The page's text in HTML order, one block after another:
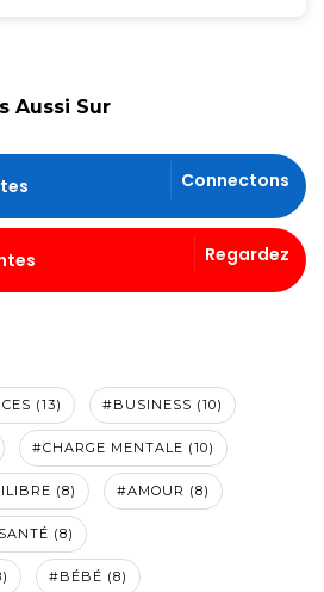
Aussi Sur
Connectons
Regardez
(13) #BUSINESS (10)
#CHARGE MENTALE (10)
(8) #AMOUR (8)
(8)
#BÉBÉ (8)